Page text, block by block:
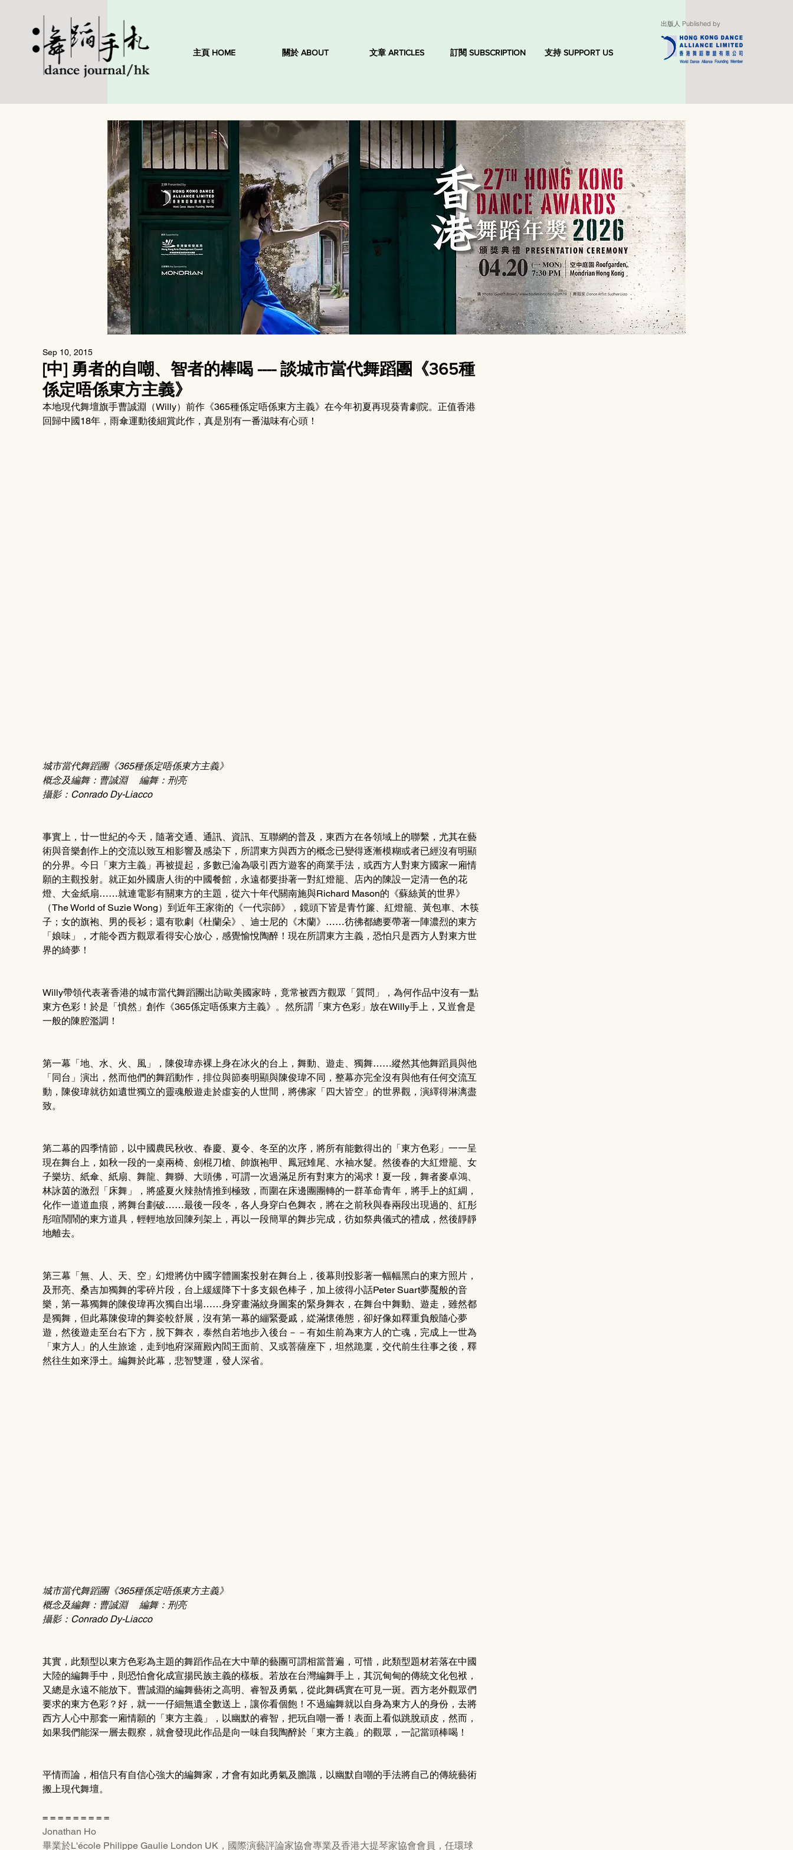
主頁 HOME 關於 ABOUT 文章 ARTICLES 訂閱 SUBSCRIPTION 支持 SUPPORT US
出版人 Published by
[中] 勇者的自嘲、智者的棒喝 ---- 談城市當代舞蹈團《365種
係定唔係東方主義》
Sep 10, 2015
本地現代舞壇旗手曹誠淵（Willy）前作《365種係定唔係東方主義》在今年初夏再現葵青劇院。正值香港
回歸中國18年，雨傘運動後細賞此作，真是別有一番滋味有心頭！
城市當代舞蹈團《365種係定唔係東方主義》
概念及編舞：曹誠淵     編舞：刑亮
攝影：Conrado Dy-Liacco
事實上，廿一世紀的今天，隨著交通、通訊、資訊、互聯網的普及，東西方在各領域上的聯繫，尤其在藝
術與音樂創作上的交流以致互相影響及感染下，所謂東方與西方的概念已變得逐漸模糊或者已經沒有明顯
的分界。今日「東方主義」再被提起，多數已淪為吸引西方遊客的商業手法，或西方人對東方國家一廂情
願的主觀投射。就正如外國唐人街的中國餐館，永遠都要掛著一對紅燈籠、店內的陳設一定清一色的花
燈、大金紙扇……就連電影有關東方的主題，從六十年代關南施與Richard Mason的《蘇絲黃的世界》
（The World of Suzie Wong）到近年王家衛的《一代宗師》，鏡頭下皆是青竹簾、紅燈籠、黃包車、木筷
子；女的旗袍、男的長衫；還有歌劇《杜蘭朵》、迪士尼的《木蘭》……彷彿都總要帶著一陣濃烈的東方
「娘味」，才能令西方觀眾看得安心放心，感覺愉悅陶醉！現在所謂東方主義，恐怕只是西方人對東方世
界的綺夢！
Willy帶領代表著香港的城市當代舞蹈團出訪歐美國家時，竟常被西方觀眾「質問」，為何作品中沒有一點
東方色彩！於是「憤然」創作《365係定唔係東方主義》。然所謂「東方色彩」放在Willy手上，又豈會是
一般的陳腔濫調！
第一幕「地、水、火、風」，陳俊瑋赤裸上身在冰火的台上，舞動、遊走、獨舞……縱然其他舞蹈員與他
「同台」演出，然而他們的舞蹈動作，排位與節奏明顯與陳俊瑋不同，整幕亦完全沒有與他有任何交流互
動，陳俊瑋就彷如遺世獨立的靈魂般遊走於虛妄的人世間，將佛家「四大皆空」的世界觀，演繹得淋漓盡
致。
第二幕的四季情節，以中國農民秋收、春慶、夏令、冬至的次序，將所有能數得出的「東方色彩」一一呈
現在舞台上，如秋一段的一桌兩椅、劍棍刀槍、帥旗袍甲、鳳冠雉尾、水袖水髮。然後春的大紅燈籠、女
子樂坊、紙傘、紙扇、舞龍、舞獅、大頭佛，可謂一次過滿足所有對東方的渴求！夏一段，舞者麥卓鴻、
林詠茵的激烈「床舞」，將盛夏火辣熱情推到極致，而圍在床邊團團轉的一群革命青年，將手上的紅綢，
化作一道道血痕，將舞台劃破……最後一段冬，各人身穿白色舞衣，將在之前秋與春兩段出現過的、紅彤
彤喧鬧鬧的東方道具，輕輕地放回陳列架上，再以一段簡單的舞步完成，彷如祭典儀式的禮成，然後靜靜
地離去。
第三幕「無、人、天、空」幻燈將仿中國字體圖案投射在舞台上，後幕則投影著一幅幅黑白的東方照片，
及邢亮、桑吉加獨舞的零碎片段，台上緩緩降下十多支銀色棒子，加上彼得小話Peter Suart夢魘般的音
樂，第一幕獨舞的陳俊瑋再次獨自出場……身穿畫滿紋身圖案的緊身舞衣，在舞台中舞動、遊走，雖然都
是獨舞，但此幕陳俊瑋的舞姿較舒展，沒有第一幕的繃緊憂戚，緃滿懷倦態，卻好像如釋重負般隨心夢
遊，然後遊走至台右下方，脫下舞衣，泰然自若地步入後台－－有如生前為東方人的亡魂，完成上一世為
「東方人」的人生旅途，走到地府深羅殿內閻王面前、又或菩薩座下，坦然跪稟，交代前生往事之後，釋
然往生如來淨土。編舞於此幕，悲智雙運，發人深省。
城市當代舞蹈團《365種係定唔係東方主義》
概念及編舞：曹誠淵     編舞：刑亮
攝影：Conrado Dy-Liacco
其實，此類型以東方色彩為主題的舞蹈作品在大中華的藝團可謂相當普遍，可惜，此類型題材若落在中國
大陸的編舞手中，則恐怕會化成宣揚民族主義的樣板。若放在台灣編舞手上，其沉甸甸的傳統文化包袱，
又總是永遠不能放下。曹誠淵的編舞藝術之高明、睿智及勇氣，從此舞碼實在可見一斑。西方老外觀眾們
要求的東方色彩？好，就一一仔細無遺全數送上，讓你看個飽！不過編舞就以自身為東方人的身份，去將
西方人心中那套一廂情願的「東方主義」，以幽默的睿智，把玩自嘲一番！表面上看似跳脫頑皮，然而，
如果我們能深一層去觀察，就會發現此作品是向一味自我陶醉於「東方主義」的觀眾，一記當頭棒喝！
平情而論，相信只有自信心強大的編舞家，才會有如此勇氣及膽識，以幽默自嘲的手法將自己的傳統藝術
搬上現代舞壇。
= = = = = = = = =
Jonathan Ho
畢業於L'école Philippe Gaulie London UK，國際演藝評論家協會專業及香港大提琴家協會會員，任環球